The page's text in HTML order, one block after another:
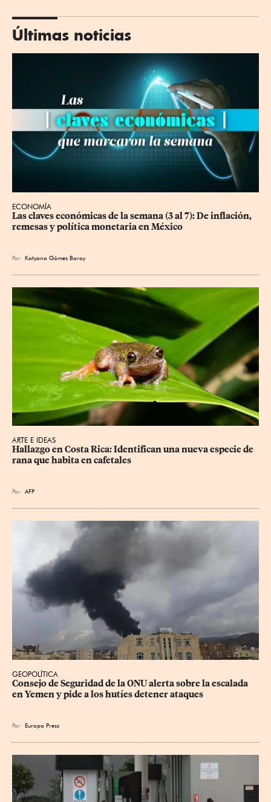
Últimas noticias
ECONOMÍA
Las claves económicas de la semana (3 al 7): De inflación,
remesas y política monetaria en México
Por Katyana Gómez Baray
ARTE E IDEAS
Hallazgo en Costa Rica: Identifican una nueva especie de
rana que habita en cafetales
Por AFP
GEOPOLÍTICA
Consejo de Seguridad de la ONU alerta sobre la escalada
en Yemen y pide a los hutíes detener ataques
Por Europa Press